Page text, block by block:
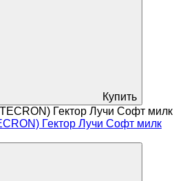
Купить
Гектор Лучи Софт милк